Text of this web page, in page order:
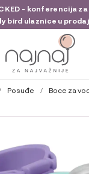
- konferencija
bird ulaznice u
Posuđe / Boce za